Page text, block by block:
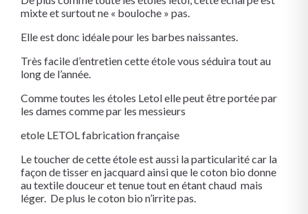
mixte et surtout ne « bouloche » pas.
Elle est donc idéale pour les barbes naissantes.
Très facile d’entretien cette étole vous séduira tout au
long de l’année.
Comme toutes les étoles Letol elle peut être portée par
les dames comme par les messieurs
etole LETOL fabrication française
Le toucher de cette étole est aussi la particularité car la
façon de tisser en jacquard ainsi que le coton bio donne
au textile douceur et tenue tout en étant chaud mais
léger. De plus le coton bio n’irrite pas.